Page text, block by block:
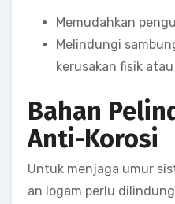
Memudahkan
Melindungi
kerusakan fisik atau
Bahan
Anti-Korosi
Untuk menjaga umur
an logam perlu